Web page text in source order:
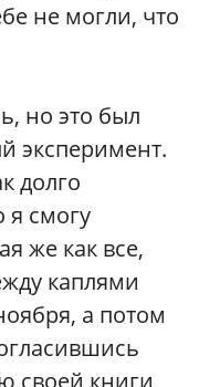
не могли, что
но это был
эксперимент.
долго
я смогу
же как все,
каплями
а потом